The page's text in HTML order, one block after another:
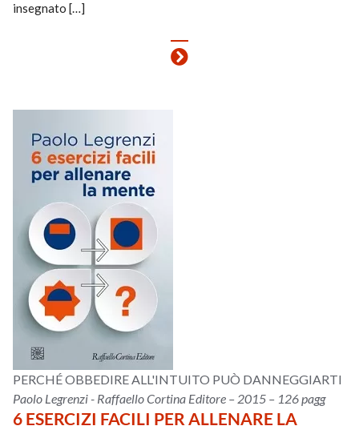
insegnato […]
PERCHÉ OBBEDIRE ALL'INTUITO PUÒ DANNEGGIARTI
Paolo Legrenzi - Raffaello Cortina Editore – 2015 – 126 pagg
6 ESERCIZI FACILI PER ALLENARE LA